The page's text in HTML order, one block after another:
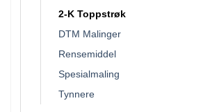
2-K Toppstrøk
DTM Malinger
Rensemiddel
Spesialmaling
Tynnere